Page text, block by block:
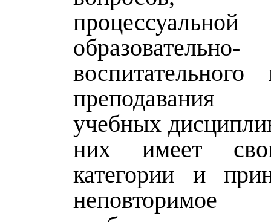
образовательно-
преподавания
учебных
них имеет
категории и
неповторимое